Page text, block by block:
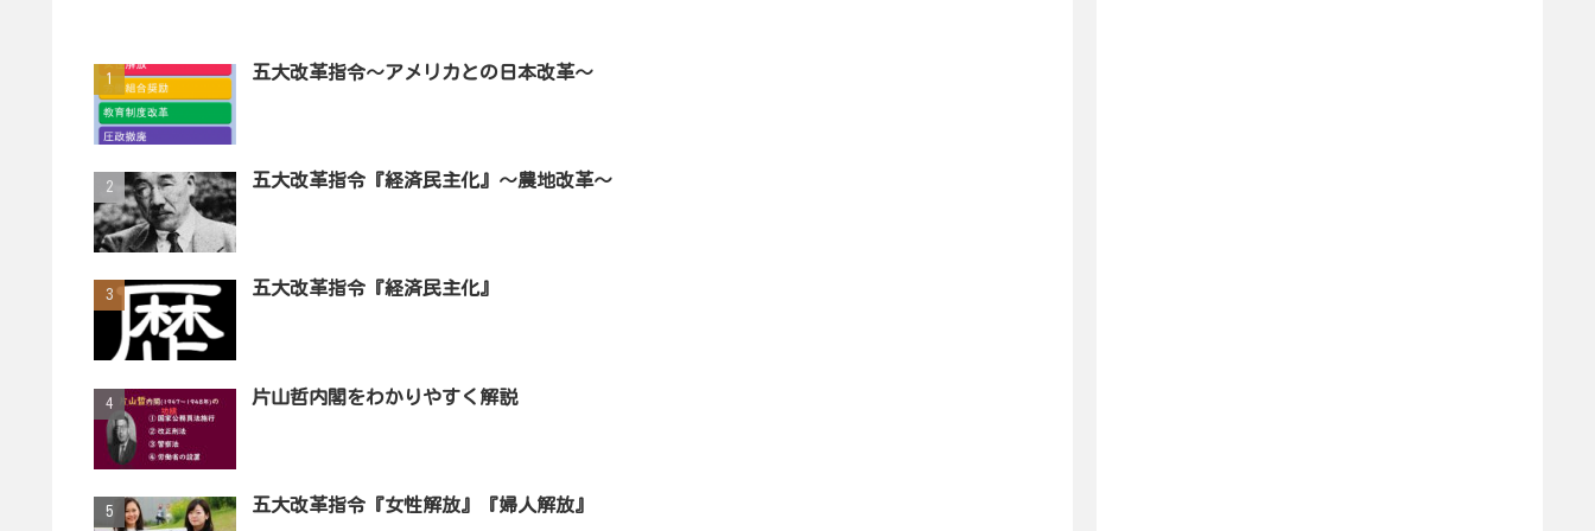
五大改革指令～アメリカとの日本改革～
五大改革指令『経済民主化』～農地改革～
五大改革指令『経済民主化』
片山哲内閣をわかりやすく解説
五大改革指令『女性解放』『婦人解放』